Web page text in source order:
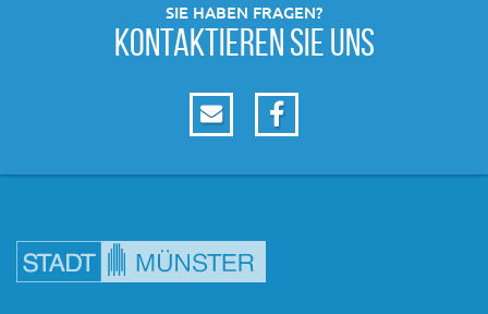
SIE HABEN FRAGEN?
KONTAKTIEREN SIE UNS